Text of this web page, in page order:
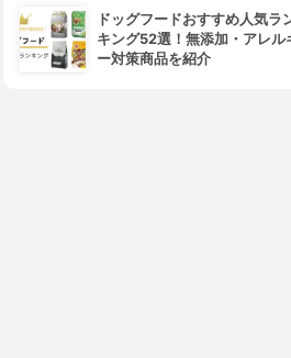
ドッグフードおすすめ人気ラ
キング52選！無添加・アレル
ー対策商品を紹介